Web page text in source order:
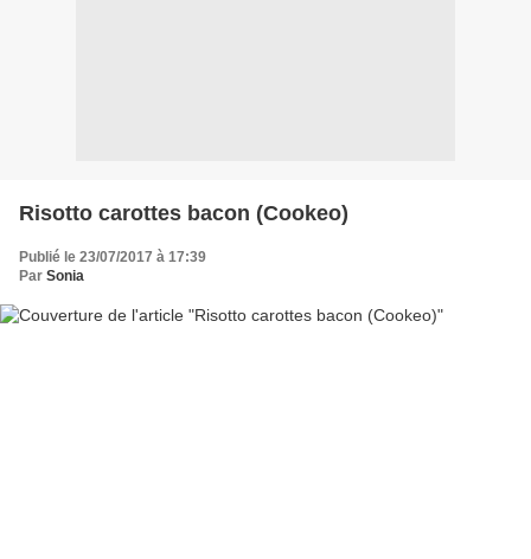
Risotto carottes bacon (Cookeo)
Publié le 23/07/2017 à 17:39
Par Sonia